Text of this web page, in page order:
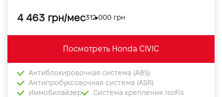
4 463 грн/мес312 000 грн
Посмотреть Honda CIVIC
Антиблокировочная система (ABS)
Антипробуксовочная система (ASR)
Иммобилайзер
Система крепления IsoFix